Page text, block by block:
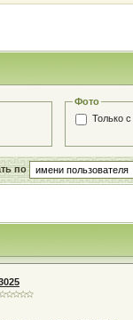
Фото
Только
по